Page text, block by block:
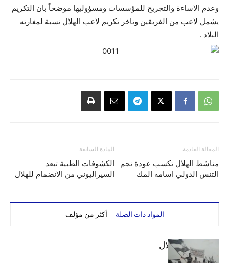
وعدم الاساءة والتجريح للمؤسسات ومسؤوليها موضحاً بان التكريم
يشمل لاعب من الفريقين وتاخر تكريم لاعب الهلال نسبة لمغارته
البلاد .
المادة السابقة
الكشوفات الطبية تبعد
السيراليوني من الانضمام للهلال
المقالة القادمة
مناشط الهلال تكسب عودة نجم
التنس الدولي اسامه المك
المواد ذات الصلة أكثر من مؤلف
الهلال والاستقلال